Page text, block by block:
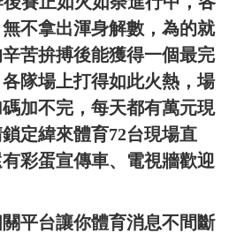
不拿出渾身解數，為的就
苦拚搏後能獲得一個最完
隊場上打得如此火熱，場
加不完，每天都有萬元現
定緯來體育72台現場直
彩蛋宣傳車、電視牆歡迎
平台讓你體育消息不間斷